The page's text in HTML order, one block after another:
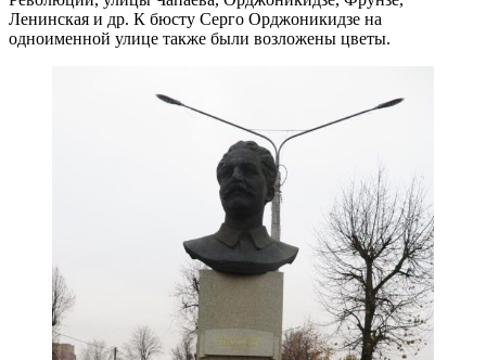
Ленинская и др. К бюсту Серго Орджоникидзе на
одноименной улице также были возложены цветы.